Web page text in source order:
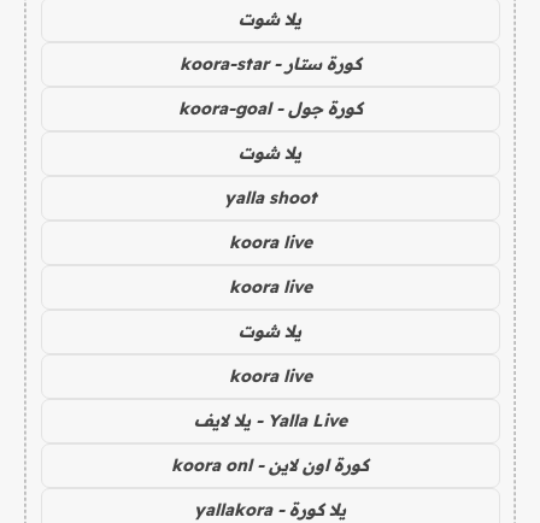
يلا شوت
كورة ستار - koora-star
كورة جول - koora-goal
يلا شوت
yalla shoot
koora live
koora live
يلا شوت
koora live
Yalla Live - يلا لايف
كورة اون لاين - koora onl
يلا كورة - yallakora